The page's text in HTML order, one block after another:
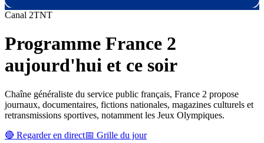
Canal 2TNT
Programme France 2
aujourd'hui et ce soir
Chaîne généraliste du service public français, France 2 propose
journaux, documentaires, fictions nationales, magazines culturels et
retransmissions sportives, notamment les Jeux Olympiques.
🔴 Regarder en direct📅 Grille du jour